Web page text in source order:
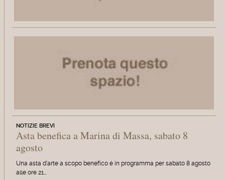
NOTIZIE BREVI
Asta benefica a Marina di Massa, sabato 8
agosto
Una asta d'arte a scopo benefico è in programma per sabato 8 agosto
alle ore 21…